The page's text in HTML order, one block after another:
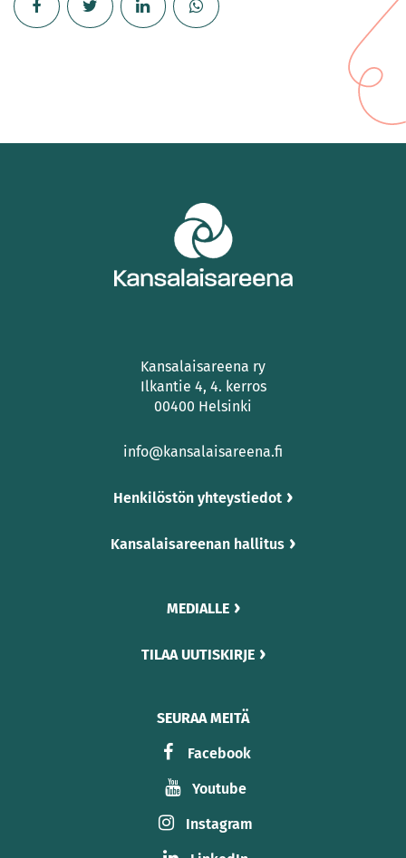
Kansalaisareena ry
Ilkantie 4, 4. kerros
00400 Helsinki
info@kansalaisareena.fi
Henkilöstön yhteystiedot
Kansalaisareenan hallitus
MEDIALLE
TILAA UUTISKIRJE
SEURAA MEITÄ
Facebook
Youtube
Instagram